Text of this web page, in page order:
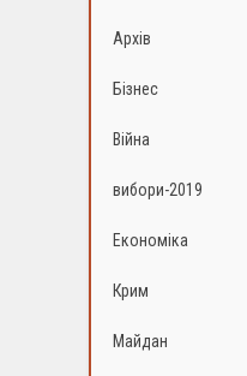
Архів
Бізнес
Війна
вибори-2019
Економіка
Крим
Майдан